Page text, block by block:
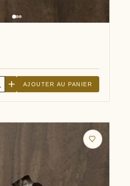
+ AJOUTER AU PANIER